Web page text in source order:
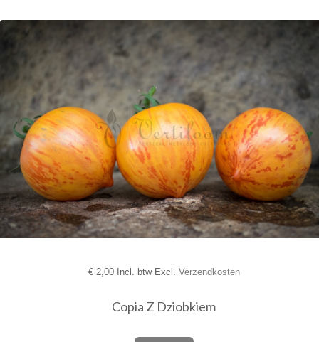
€2,00 Incl. btw Excl. Verzendkosten
Copia Z Dziobkiem